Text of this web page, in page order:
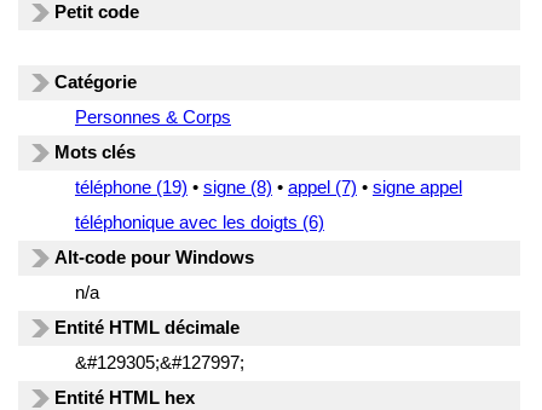
Petit code
Catégorie
Personnes & Corps
Mots clés
téléphone (19) • signe (8) • appel (7) • signe appel
téléphonique avec les doigts (6)
Alt-code pour Windows
n/a
Entité HTML décimale
&#129305;&#127997;
Entité HTML hex